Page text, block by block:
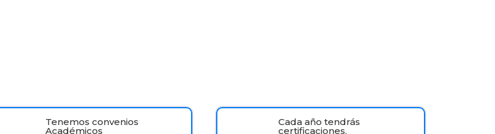
Tenemos convenios
Académicos
Cada año tendrás
certificaciones.